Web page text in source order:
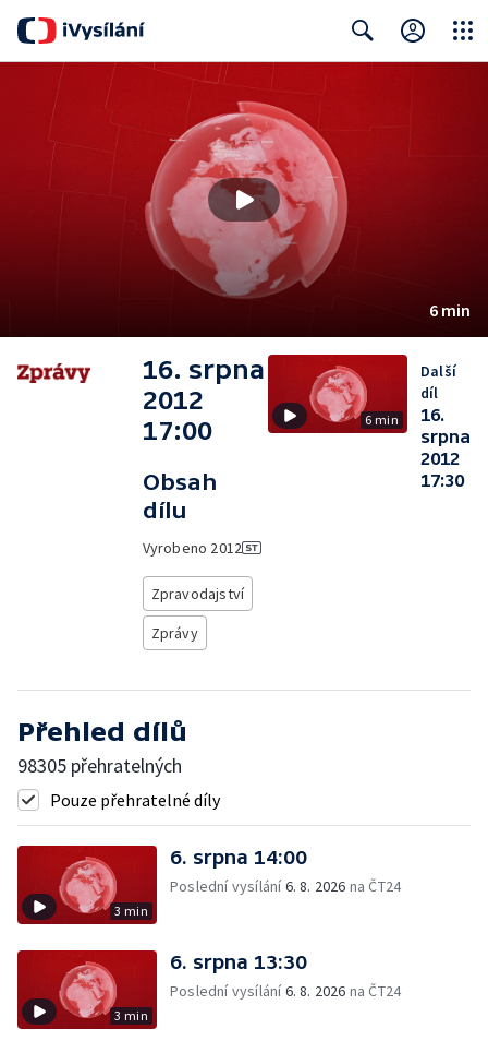
6 min
16. srpna
2012
17:00
Obsah
dílu
Vyrobeno 2012
Zpravodajství
Zprávy
6 min
Další
díl
16.
srpna
2012
17:30
Přehled dílů
98305 přehratelných
Pouze přehratelné díly
3 min
6. srpna 14:00
Poslední vysílání6. 8. 2026 na ČT24
3 min
6. srpna 13:30
Poslední vysílání6. 8. 2026 na ČT24